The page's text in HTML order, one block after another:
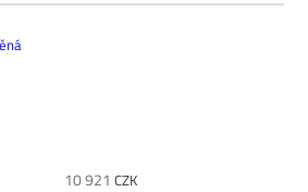
10 921 CZK